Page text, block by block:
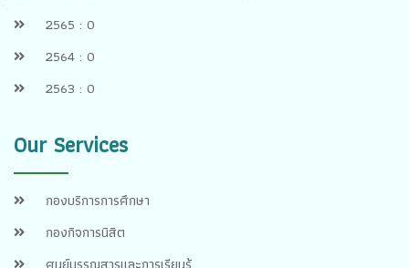
2565 : 0
2564 : 0
2563 : 0
Our Services
กองบริการการศึกษา
กองกิจการนิสิต